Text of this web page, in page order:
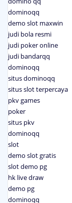
dominoqq
demo slot maxwin
judi bola resmi
judi poker online
judi bandarqq
dominoqq
situs dominoqq
situs slot terpercaya
pkv games
poker
situs pkv
dominoqq
slot
demo slot gratis
slot demo pg
hk live draw
demo pg
dominoqq